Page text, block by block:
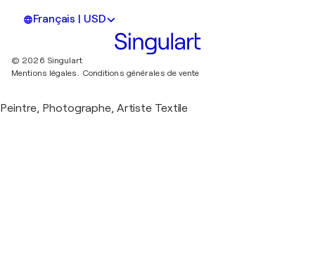
Français | USD
© 2026 Singulart
Mentions légales. Conditions générales de vente
Peintre, Photographe, Artiste Textile